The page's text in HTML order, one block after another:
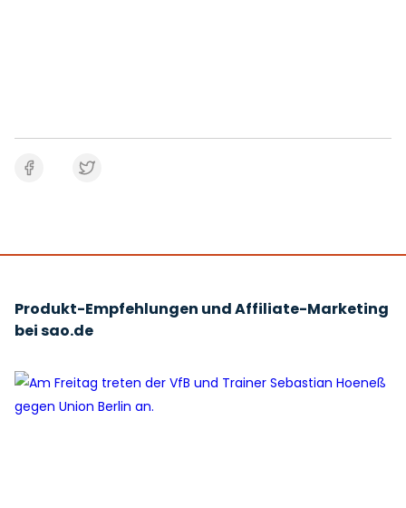
Produkt-Empfehlungen und Affiliate-Marketing
bei sao.de